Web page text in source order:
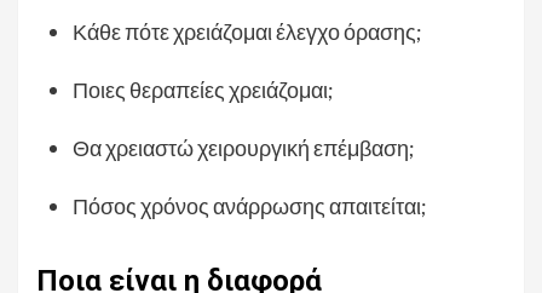
Κάθε πότε χρειάζομαι έλεγχο όρασης;
Ποιες θεραπείες χρειάζομαι;
Θα χρειαστώ χειρουργική επέμβαση;
Πόσος χρόνος ανάρρωσης απαιτείται;
Ποια είναι η διαφορά